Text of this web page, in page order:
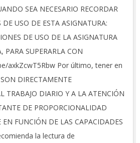
SEA NECESARIO RECORDAR
DE USO DE ESTA ASIGNATURA:
DE USO DE LA ASIGNATURA
PARA SUPERARLA CON
axkZcwT5Rbw Por último, tener en
DIRECTAMENTE
TRABAJO DIARIO Y A LA ATENCIÓN
DE PROPORCIONALIDAD
EN FUNCIÓN DE LAS CAPACIDADES
la lectura de